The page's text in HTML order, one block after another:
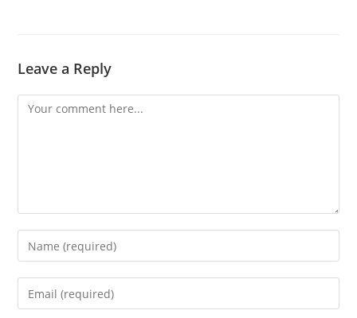
Leave a Reply
Comment
Enter
your
name
Enter
your